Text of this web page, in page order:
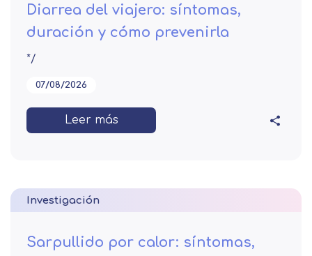
Diarrea del viajero: síntomas,
duración y cómo prevenirla
*/
07/08/2026
Leer más
Investigación
Sarpullido por calor: síntomas,